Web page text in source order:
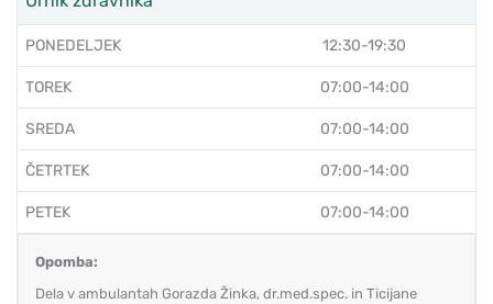
PONEDELJEK 12:30-19:30
TOREK 07:00-14:00
SREDA 07:00-14:00
ČETRTEK 07:00-14:00
PETEK 07:00-14:00
Opomba:
Dela v ambulantah Gorazda Žinka, dr.med.spec. in Ticijane